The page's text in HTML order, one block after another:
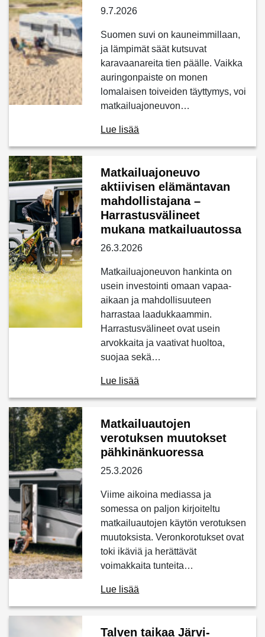
9.7.2026
Suomen suvi on kauneimmillaan,
ja lämpimät säät kutsuvat
karavaanareita tien päälle. Vaikka
auringonpaiste on monen
lomalaisen toiveiden täyttymys, voi
matkailuajoneuvon…
Lue lisää
Matkailuajoneuvo
aktiivisen elämäntavan
mahdollistajana –
Harrastusvälineet
mukana matkailuautossa
26.3.2026
Matkailuajoneuvon hankinta on
usein investointi omaan vapaa-
aikaan ja mahdollisuuteen
harrastaa laadukkaammin.
Harrastusvälineet ovat usein
arvokkaita ja vaativat huoltoa,
suojaa sekä…
Lue lisää
Matkailuautojen
verotuksen muutokset
pähkinänkuoressa
25.3.2026
Viime aikoina mediassa ja
somessa on paljon kirjoiteltu
matkailuautojen käytön verotuksen
muutoksista. Veronkorotukset ovat
toki ikäviä ja herättävät
voimakkaita tunteita…
Lue lisää
Talven taikaa Järvi-